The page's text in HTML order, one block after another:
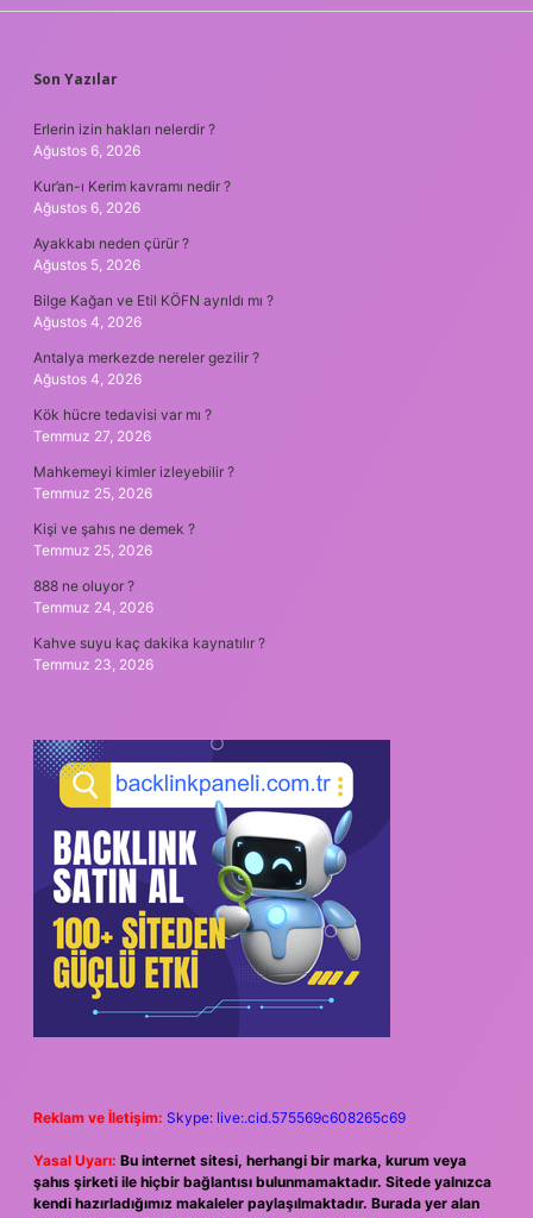
SIDEBAR
Son Yazılar
Erlerin izin hakları nelerdir ?
Ağustos 6, 2026
Kur’an-ı Kerim kavramı nedir ?
Ağustos 6, 2026
Ayakkabı neden çürür ?
Ağustos 5, 2026
Bilge Kağan ve Etil KÖFN ayrıldı mı ?
Ağustos 4, 2026
Antalya merkezde nereler gezilir ?
Ağustos 4, 2026
Kök hücre tedavisi var mı ?
Temmuz 27, 2026
Mahkemeyi kimler izleyebilir ?
Temmuz 25, 2026
Kişi ve şahıs ne demek ?
Temmuz 25, 2026
888 ne oluyor ?
Temmuz 24, 2026
Kahve suyu kaç dakika kaynatılır ?
Temmuz 23, 2026
Reklam ve İletişim: Skype: live:.cid.575569c608265c69
Yasal Uyarı: Bu internet sitesi, herhangi bir marka, kurum veya
şahıs şirketi ile hiçbir bağlantısı bulunmamaktadır. Sitede yalnızca
kendi hazırladığımız makaleler paylaşılmaktadır. Burada yer alan